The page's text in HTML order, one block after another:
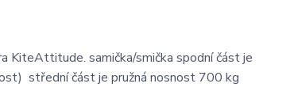
KiteAttitude. samička/smička spodní část je
střední část je pružná nosnost 700 kg